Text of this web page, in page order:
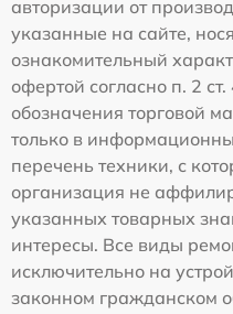
авторизации от
указанные на сайте,
ознакомительный
офертой согласно п. 2
обозначения торговой
только в
перечень техники, с
организация не
указанных товарных
интересы. Все виды
исключительно на
законном гражданском